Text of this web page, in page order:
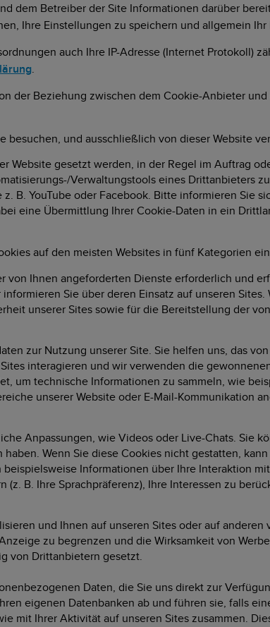
dem Betreiber der Site Informationen darüber
Ihre Einstellungen zu speichern und allgemein
auch Ihre IP-Adresse (Internet Protokoll)
.
der Beziehung zwischen dem Cookie-Anbieter
und ausschließlich von dieser Website
Website gesetzt werden, in der Regel im Auftrag
Verwaltungstools eines Drittanbieters
YouTube oder Facebook. Bitte informieren Sie
eine Übermittlung Ihrer Cookie-Daten in ein
auf den meisten Websites in fünf Kategorien
von Ihnen angeforderten Dienste erforderlich und
Sie über deren Einsatz auf unseren
unserer Sites sowie für die Bereitstellung der
zur Nutzung unserer Site. Sie helfen uns, das
interagieren und wir verwenden die
um technische Informationen zu sammeln, wie
unserer Website oder E-Mail-Kommunikation
Anpassungen, wie Videos oder Live-Chats. Sie
Wenn Sie diese Cookies nicht gestatten,
Informationen über Ihre Interaktion
B. Ihre Sprachpräferenz), Ihre Interessen zu
und Ihnen auf unseren Sites oder auf anderen
zu begrenzen und die Wirksamkeit von
von Drittanbietern gesetzt.
Daten, die Sie uns direkt zur
eigenen Datenbanken ab und führen sie, falls
mit Ihrer Aktivität auf unseren Sites zusammen.